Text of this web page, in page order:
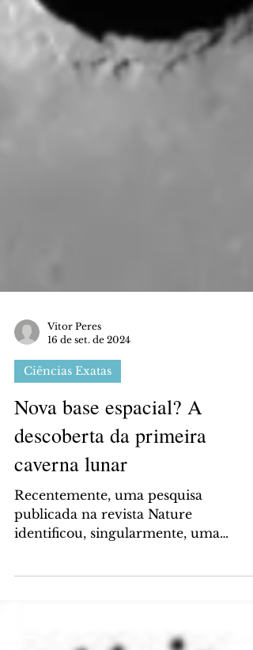
Vitor Peres
16 de set. de 2024
Ciências Exatas
Nova base espacial? A
caverna lunar